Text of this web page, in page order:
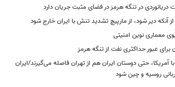
دریانوردی در تنگه هرمز در فضای مثبت جریان دارد
آنکه دیر شود، از مارپیچ تشدید تنش با ایران خارج شود
معماری نوین امنیتی
برای عبور حداکثری نفت از تنگه هرمز
حتی دوستان ایران هم از تهران فاصله می‌گیرند/ایران
روسیه و چین شود